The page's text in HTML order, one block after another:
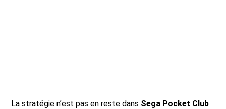
La stratégie n’est pas en reste dans Sega Pocket Club